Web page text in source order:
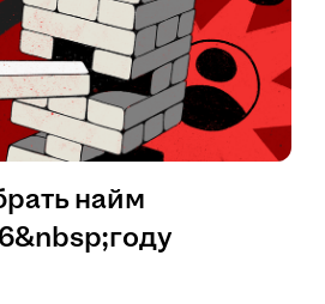
найм